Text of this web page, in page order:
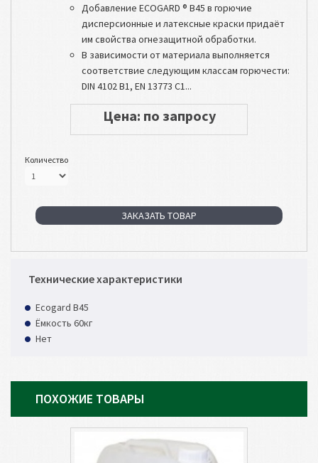
Добавление ECOGARD ® B45 в горючие
дисперсионные и латексные краски придаёт
им свойства огнезащитной обработки.
В зависимости от материала выполняется
соответствие следующим классам горючести:
DIN 4102 B1, EN 13773 C1...
Цена: по запросу
Количество
ЗАКАЗАТЬ ТОВАР
Технические характеристики
Ecogard B45
Ёмкость 60кг
Нет
ПОХОЖИЕ ТОВАРЫ